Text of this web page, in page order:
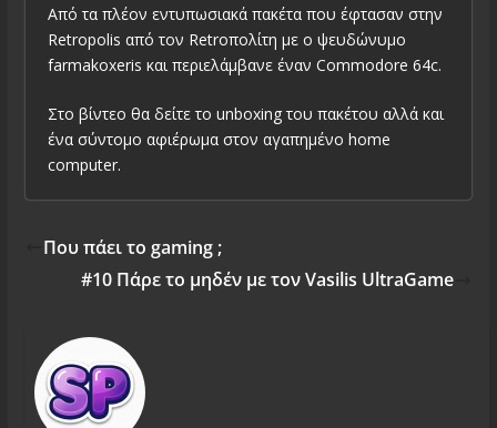
Από τα πλέον εντυπωσιακά πακέτα που έφτασαν στην
Retropolis από τον Retroπολίτη με ο ψευδώνυμο
farmakoxeris και περιελάμβανε έναν Commodore 64c.
Στο βίντεο θα δείτε το unboxing του πακέτου αλλά και
ένα σύντομο αφιέρωμα στον αγαπημένο home
computer.
Που πάει το gaming ;
#10 Πάρε το μηδέν με τον Vasilis UltraGame